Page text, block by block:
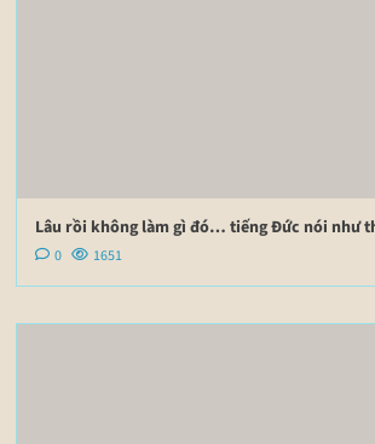
Lâu rồi không làm gì đó… tiếng Đức nói như
0 1651